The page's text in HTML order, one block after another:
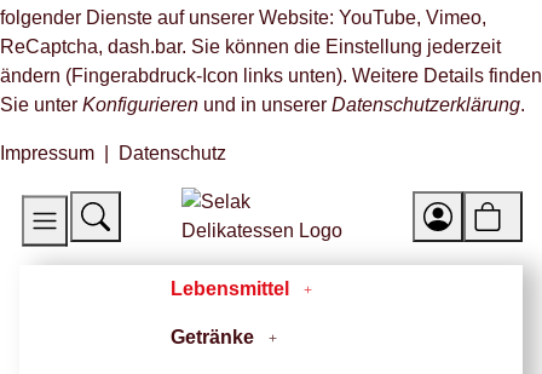
folgender Dienste auf unserer Website: YouTube, Vimeo,
ReCaptcha, dash.bar. Sie können die Einstellung jederzeit
ändern (Fingerabdruck-Icon links unten). Weitere Details finden
Sie unter Konfigurieren und in unserer Datenschutzerklärung.
Impressum Datenschutz
Lebensmittel
Getränke